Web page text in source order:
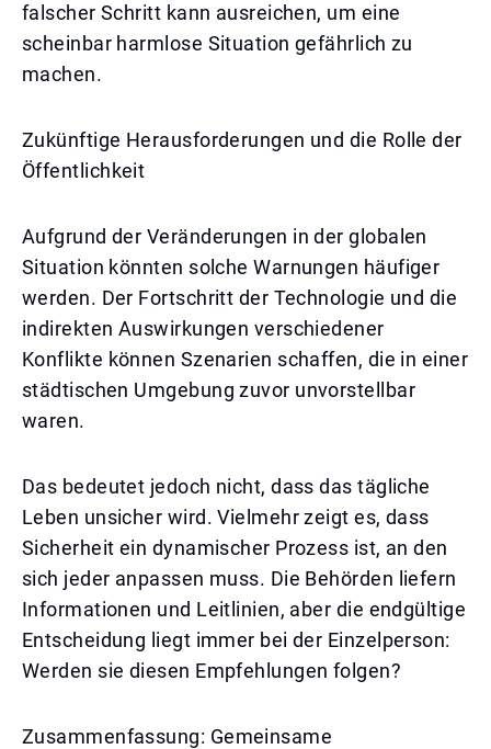
falscher Schritt kann ausreichen, um eine
scheinbar harmlose Situation gefährlich zu
machen.
Zukünftige Herausforderungen und die Rolle der
Öffentlichkeit
Aufgrund der Veränderungen in der globalen
Situation könnten solche Warnungen häufiger
werden. Der Fortschritt der Technologie und die
indirekten Auswirkungen verschiedener
Konflikte können Szenarien schaffen, die in einer
städtischen Umgebung zuvor unvorstellbar
waren.
Das bedeutet jedoch nicht, dass das tägliche
Leben unsicher wird. Vielmehr zeigt es, dass
Sicherheit ein dynamischer Prozess ist, an den
sich jeder anpassen muss. Die Behörden liefern
Informationen und Leitlinien, aber die endgültige
Entscheidung liegt immer bei der Einzelperson:
Werden sie diesen Empfehlungen folgen?
Zusammenfassung: Gemeinsame